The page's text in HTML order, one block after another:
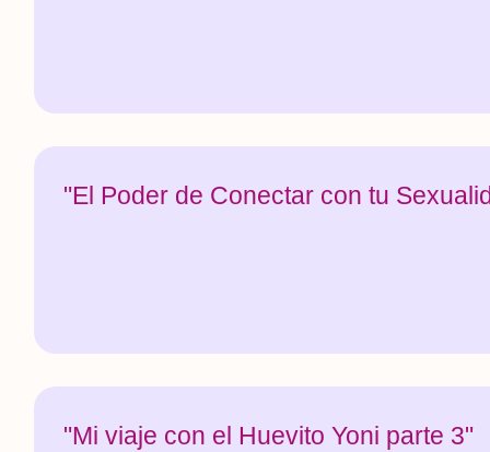
"El Poder de Conectar con tu
"Mi viaje con el Huevito Yoni parte 3"